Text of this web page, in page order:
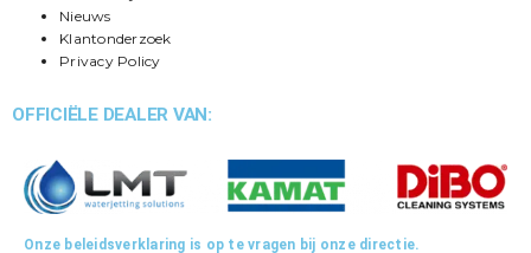
Nieuws
Klantonderzoek
Privacy Policy
OFFICIËLE DEALER VAN:
Onze beleidsverklaring is op te vragen bij onze directie.